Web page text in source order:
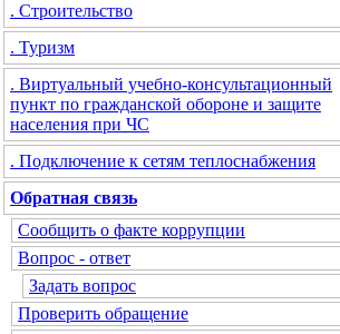
. Строительство
. Туризм
. Виртуальный учебно-консультационный
пункт по гражданской обороне и защите
населения при ЧС
. Подключение к сетям теплоснабжения
Обратная связь
Сообщить о факте коррупции
Вопрос - ответ
Задать вопрос
Проверить обращение